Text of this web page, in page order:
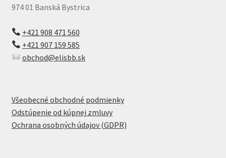
974 01 Banská Bystrica
+421 908 471 560
+421 907 159 585
obchod@elisbb.sk
Všeobecné obchodné podmienky
Odstúpenie od kúpnej zmluvy
Ochrana osobných údajov (GDPR)